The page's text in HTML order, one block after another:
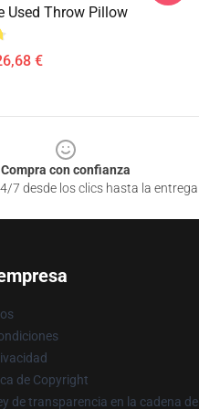
Used Throw Pillow
€
Compra con confianza
7 desde los clics hasta la entrega
de Copyright
de transparencia en la cadena de